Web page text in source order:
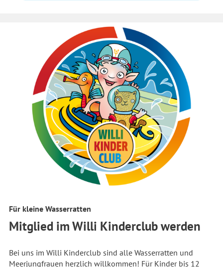
Für kleine Wasserratten
Mitglied im Willi Kinderclub werden
Bei uns im Willi Kinderclub sind alle Wasserratten und
Meerjungfrauen herzlich willkommen! Für Kinder bis 12